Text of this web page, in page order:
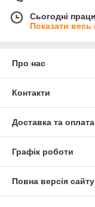
Сьогодні
Показати весь
Про нас
Контакти
Доставка та оплата
Графік роботи
Повна версія сайту